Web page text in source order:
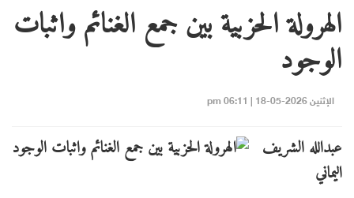
الهرولة الحزبية بين جمع الغنائم واثبات
الوجود
الإثنين 2026-05-18 | 06:11 pm
عبدالله الشريف
اليماني